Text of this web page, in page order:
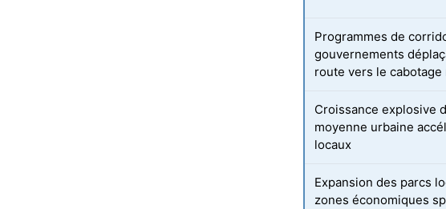
Programmes de
gouvernements
route vers le
Croissance explosive
moyenne urbaine
locaux
Expansion des parcs
zones économiques